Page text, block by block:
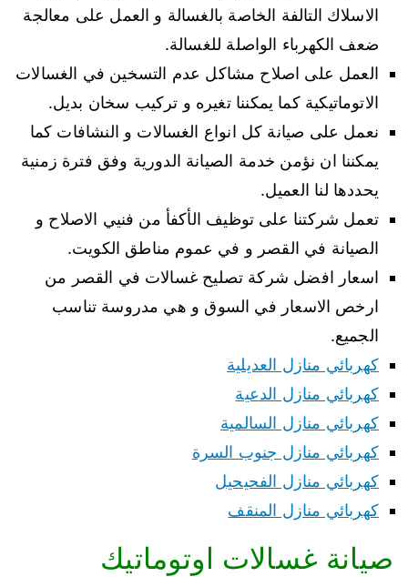
الاسلاك التالفة الخاصة بالغسالة و العمل على معالجة
ضعف الكهرباء الواصلة للغسالة.
العمل على اصلاح مشاكل عدم التسخين في الغسالات
الاتوماتيكية كما يمكننا تغيره و تركيب سخان بديل.
نعمل على صيانة كل انواع الغسالات و النشافات كما
يمكننا ان نؤمن خدمة الصيانة الدورية وفق فترة زمنية
يحددها لنا العميل.
تعمل شركتنا على توظيف الأكفأ من فنيي الاصلاح و
الصيانة في القصر و في عموم مناطق الكويت.
اسعار افضل شركة تصليح غسالات في القصر من
ارخص الاسعار في السوق و هي مدروسة تناسب
الجميع.
كهربائي منازل العديلية
كهربائي منازل الدعية
كهربائي منازل السالمية
كهربائي منازل جنوب السرة
كهربائي منازل الفحيحيل
كهربائي منازل المنقف
صيانة غسالات اوتوماتيك